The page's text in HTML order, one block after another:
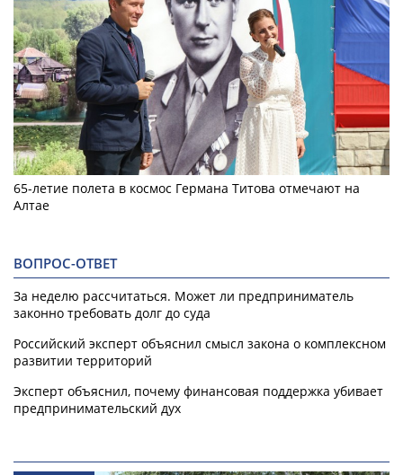
65-летие полета в космос Германа Титова отмечают на
Алтае
ВОПРОС-ОТВЕТ
За неделю рассчитаться. Может ли предприниматель
законно требовать долг до суда
Российский эксперт объяснил смысл закона о комплексном
развитии территорий
Эксперт объяснил, почему финансовая поддержка убивает
предпринимательский дух